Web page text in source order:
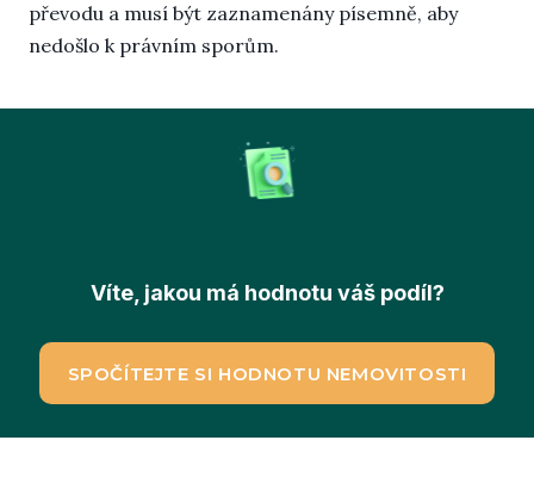
převodu a musí být zaznamenány písemně, aby
nedošlo k právním sporům.
Víte, jakou má hodnotu váš podíl?
SPOČÍTEJTE SI HODNOTU NEMOVITOSTI